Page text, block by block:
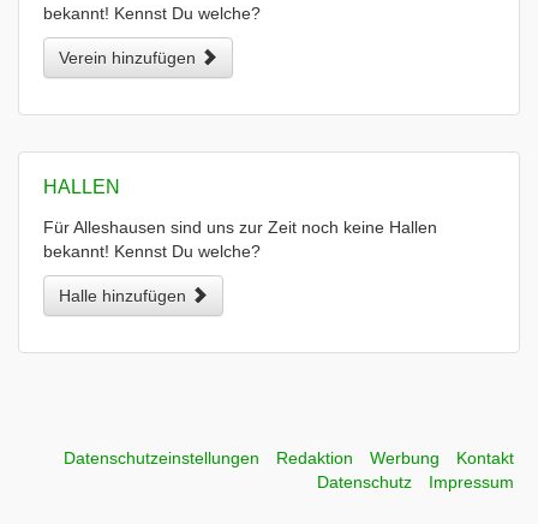
bekannt! Kennst Du welche?
Verein hinzufügen
HALLEN
Für Alleshausen sind uns zur Zeit noch keine Hallen
bekannt! Kennst Du welche?
Halle hinzufügen
Datenschutzeinstellungen Redaktion Werbung
Kontakt
Datenschutz
Impressum